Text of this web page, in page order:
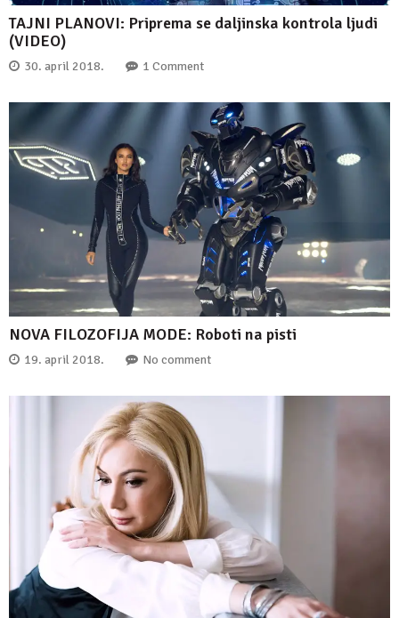
TAJNI PLANOVI: Priprema se daljinska kontrola ljudi
(VIDEO)
30. april 2018. 1 Comment
NOVA FILOZOFIJA MODE: Roboti na pisti
19. april 2018. No comment